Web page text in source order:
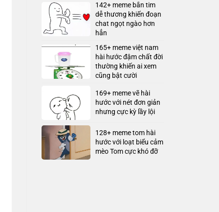
142+ meme bắn tim
dễ thương khiến đoạn
chat ngọt ngào hơn
hẳn
165+ meme việt nam
hài hước đậm chất đời
thường khiến ai xem
cũng bật cười
169+ meme vẽ hài
hước với nét đơn giản
nhưng cực kỳ lầy lội
128+ meme tom hài
hước với loạt biểu cảm
mèo Tom cực khó đỡ